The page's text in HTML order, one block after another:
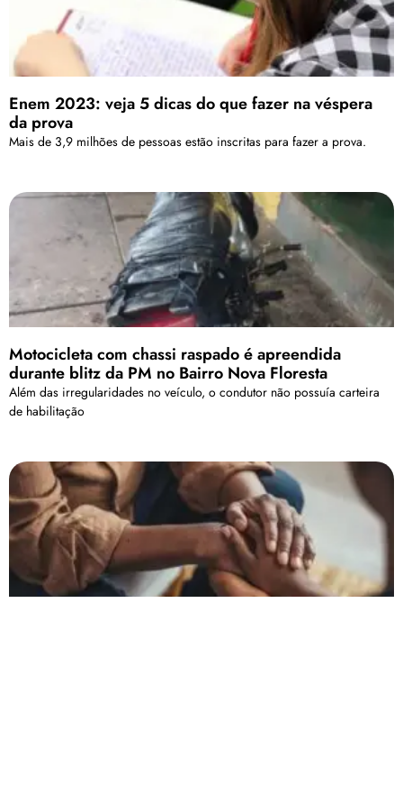
Enem 2023: veja 5 dicas do que fazer na véspera
da prova
Mais de 3,9 milhões de pessoas estão inscritas para fazer a prova.
Motocicleta com chassi raspado é apreendida
durante blitz da PM no Bairro Nova Floresta
Além das irregularidades no veículo, o condutor não possuía carteira
de habilitação